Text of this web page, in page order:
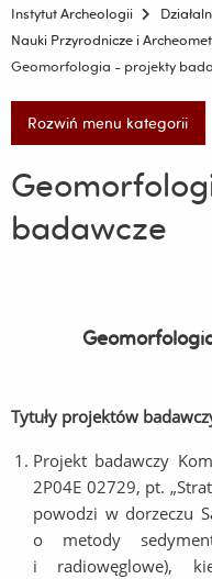
Instytut Archeologii
Nauki Przyrodnicze i
Geomorfologia - projekty
Rozwiń menu kategorii
badawcze
Tytuły projektów
Projekt badawczy
2P04E 02729, pt.
powodzi w dorzeczu
o metody
i radiowęglowe),